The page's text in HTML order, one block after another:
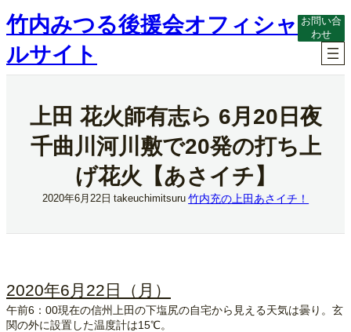
内
容
ス
キ
竹内みつる後援会オフィシャ
ルサイト
お問い合
わせ
上田 花火師有志ら 6月20日夜
千曲川河川敷で20発の打ち上
げ花火【あさイチ】
2020年6月22日 takeuchimitsuru 竹内充の上田あさイチ！
2020年6月22日（月）
午前6：00現在の信州上田の下塩尻の自宅から見える天気は曇り。玄
関の外に設置した温度計は15℃。